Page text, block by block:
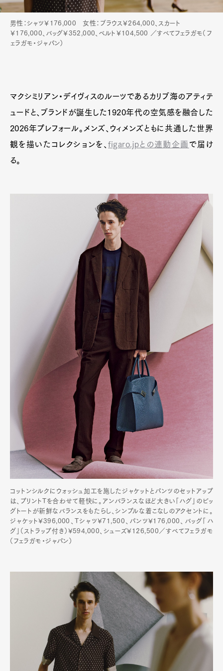
Pen Membership Magazine
Official Columnist About
Pen Meet
Pen international Pen tw
男性：シャツ￥176,000 女性：ブラウス￥264,000、スカート
￥176,000、バッグ￥352,000、ベルト￥104,500 ／すべてフェラガモ（フ
ェラガモ・ジャパン）
マクシミリアン・デイヴィスのルーツであるカリブ海のアティテ
ュードと、ブランドが誕生した1920年代の空気感を融合した
2026年プレフォール。メンズ、ウィメンズともに共通した世界
観を描いたコレクションを、figaro.jpとの連動企画 で届け
る。
コットンシルクにウォッシュ加工を施したジャケットとパンツのセットアップ
は、プリントTを合わせて軽快に。アンバランスなほど大きい「ハグ」のビッ
グトートが新鮮なバランスをもたらし、シンプルな着こなしのアクセントに。
ジャケット¥396,000、Tシャツ¥71,500、パンツ¥176,000、バッグ「ハ
グ」（ストラップ付き）¥594,000、シューズ¥126,500／すべてフェラガモ
（フェラガモ・ジャパン）